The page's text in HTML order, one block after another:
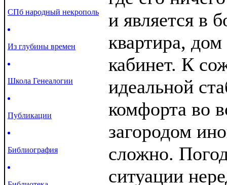
СПб народный некрополь
Из глубины времен
Школа Генеалогии
Публикации
Библиография
и является в
квартира,
кабинет. К
идеальной
комфорта во
загородом
сложно.
ситуации